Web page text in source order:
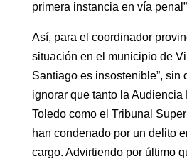
primera instancia en vía
Así, para el coordinador
situación en el municipio de
Santiago es insostenible”, sin
ignorar que tanto la Audiencia
Toledo como el Tribunal
han condenado por un delito
cargo. Advirtiendo por último